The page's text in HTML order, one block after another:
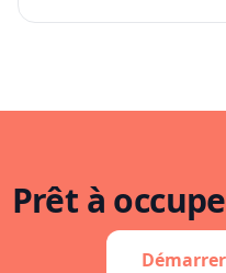
Prêt à